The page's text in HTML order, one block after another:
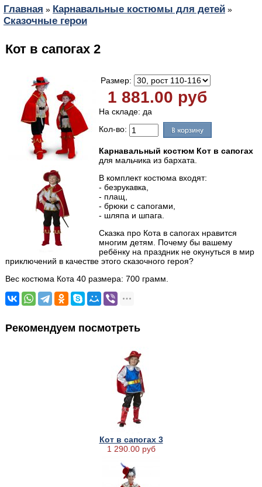
Главная » Карнавальные костюмы для детей »
Сказочные герои
Кот в сапогах 2
Размер:
1 881.00 руб
На складе: да
Кол-во:
Карнавальный костюм Кот в сапогах
для мальчика из бархата.
В комплект костюма входят:
- безрукавка,
- плащ,
- брюки с сапогами,
- шляпа и шпага.
Сказка про Кота в сапогах нравится
многим детям. Почему бы вашему
ребёнку на праздник не окунуться в мир
приключений в качестве этого сказочного героя?
Вес костюма Кота 40 размера: 700 грамм.
Рекомендуем посмотреть
Кот в сапогах 3
1 290.00 руб